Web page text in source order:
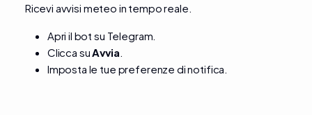
Ricevi avvisi meteo in tempo reale.
Apriil bot su Telegram.
Clicca suAvvia.
Imposta le tue preferenze di notifica.